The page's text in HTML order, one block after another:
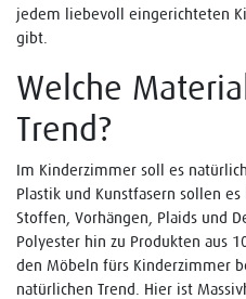
jedem liebevoll eingerichteten
gibt.
Welche
Trend?
Im Kinderzimmer soll es
Plastik und Kunstfasern sollen
Stoffen, Vorhängen, Plaids und
Polyester hin zu Produkten aus
den Möbeln fürs Kinderzimmer
natürlichen Trend. Hier ist